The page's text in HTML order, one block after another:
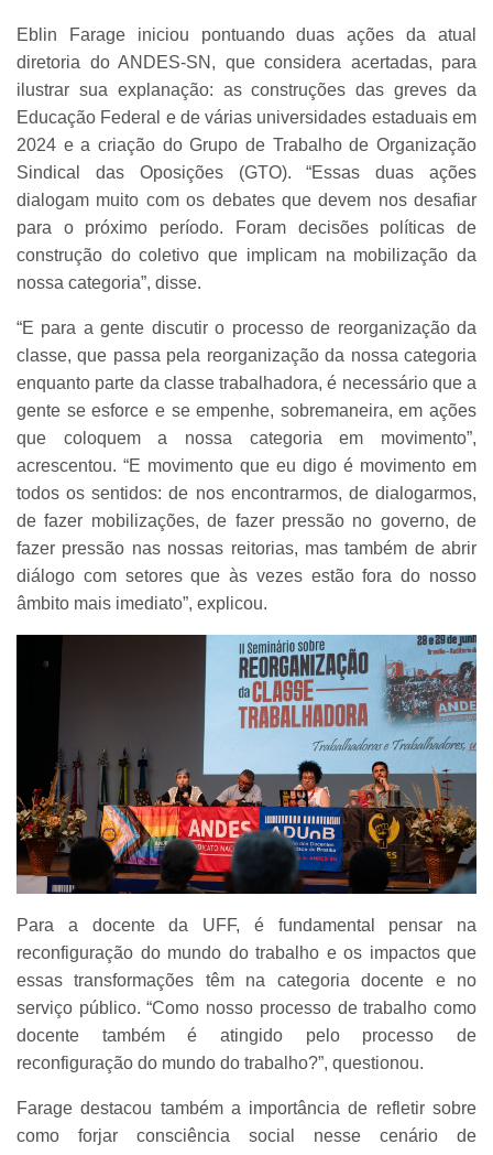
Eblin Farage iniciou pontuando duas ações da atual
diretoria do ANDES-SN, que considera acertadas, para
ilustrar sua explanação: as construções das greves da
Educação Federal e de várias universidades estaduais em
2024 e a criação do Grupo de Trabalho de Organização
Sindical das Oposições (GTO). “Essas duas ações
dialogam muito com os debates que devem nos desafiar
para o próximo período. Foram decisões políticas de
construção do coletivo que implicam na mobilização da
nossa categoria”, disse.
“E para a gente discutir o processo de reorganização da
classe, que passa pela reorganização da nossa categoria
enquanto parte da classe trabalhadora, é necessário que a
gente se esforce e se empenhe, sobremaneira, em ações
que coloquem a nossa categoria em movimento”,
acrescentou. “E movimento que eu digo é movimento em
todos os sentidos: de nos encontrarmos, de dialogarmos,
de fazer mobilizações, de fazer pressão no governo, de
fazer pressão nas nossas reitorias, mas também de abrir
diálogo com setores que às vezes estão fora do nosso
âmbito mais imediato”, explicou.
Para a docente da UFF, é fundamental pensar na
reconfiguração do mundo do trabalho e os impactos que
essas transformações têm na categoria docente e no
serviço público. “Como nosso processo de trabalho como
docente também é atingido pelo processo de
reconfiguração do mundo do trabalho?”, questionou.
Farage destacou também a importância de refletir sobre
como forjar consciência social nesse cenário de